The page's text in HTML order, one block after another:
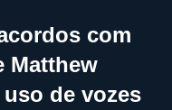
com
Matthew
de vozes